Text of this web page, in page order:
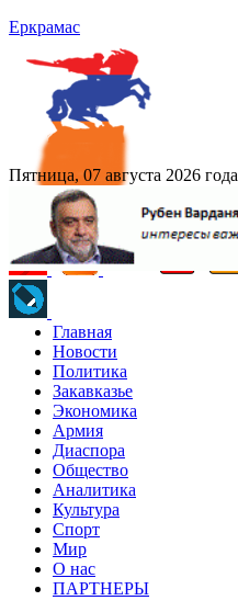
Еркрамас
Пятница, 07 августа 2026 года
Главная
Новости
Политика
Закавказье
Экономика
Армия
Диаспора
Общество
Аналитика
Культура
Спорт
Мир
О нас
ПАРТНЕРЫ